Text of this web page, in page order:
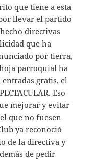
que tiene a esta
llevar el partido
directivas
que ha
por tierra,
parroquial ha
entradas gratis, el
Eso
mejorar y evitar
que no fuesen
ya reconoció
de la directiva y
de pedir